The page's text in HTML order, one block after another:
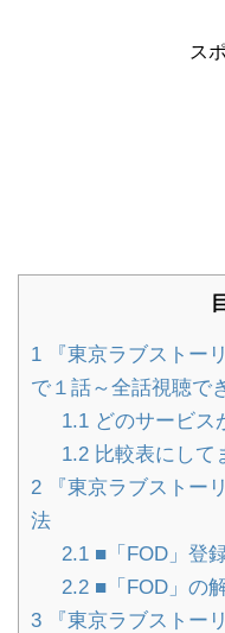
ス
1 『東京ラブストー
で１話～全話視聴で
1.1どのサービス
1.2比較表にして
2 『東京ラブストー
法
2.1■「FOD」登
2.2■「FOD」の
3 『東京ラブストー